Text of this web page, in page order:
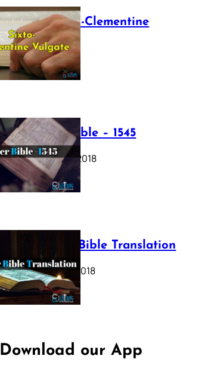
The Sixto-Clementine
Vulgate
July 12, 2025
Luther Bible – 1545
October 17, 2018
Webster Bible Translation
October 11, 2018
Download our App